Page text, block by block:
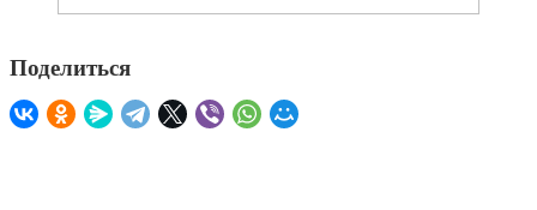
Поделиться